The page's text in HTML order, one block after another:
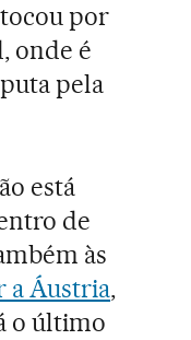
por
onde é
pela
está
de
às
a Áustria,
o último